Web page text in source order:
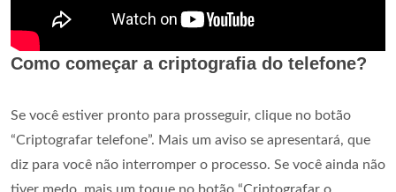
Como começar a criptografia do telefone?
Se você estiver pronto para prosseguir, clique no botão
“Criptografar telefone”. Mais um aviso se apresentará, que
diz para você não interromper o processo. Se você ainda não